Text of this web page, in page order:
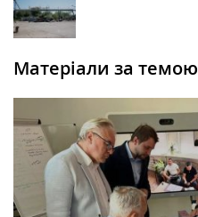
Матеріали за темою